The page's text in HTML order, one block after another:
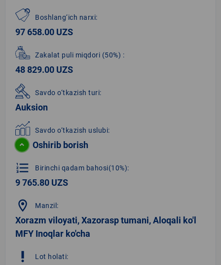
Boshlang‘ich narxi:
97 658.00 UZS
Zakalat puli miqdori (50%) :
48 829.00 UZS
Savdo o‘tkazish turi:
Auksion
Savdo o‘tkazish uslubi:
Oshirib borish
format_list_numbered Birinchi qadam bahosi(10%):
9 765.80 UZS
location_on Manzil:
Xorazm viloyati, Xazorasp tumani, Aloqali ko'l
MFY Inoqlar ko'cha
priority_high Lot holati: